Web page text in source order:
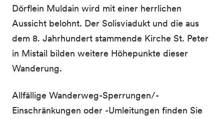
Dörflein Muldain wird mit einer herrlichen
Aussicht belohnt. Der Solisviadukt und die aus
dem 8. Jahrhundert stammende Kirche St. Peter
in Mistail bilden weitere Höhepunkte dieser
Wanderung.
Allfällige Wanderweg-Sperrungen/-
Einschränkungen oder -Umleitungen finden Sie